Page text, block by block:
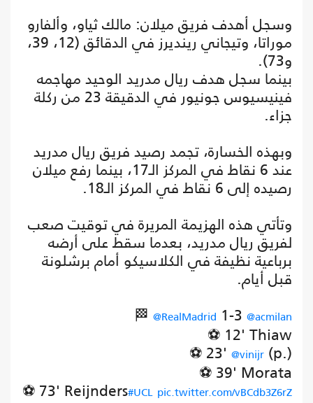
وسجل أهدف فريق ميلان: مالك ثياو، وألفارو
موراتا، وتيجاني رينديرز في الدقائق (12، 39،
و73).
بينما سجل هدف ريال مدريد الوحيد مهاجمه
فينيسيوس جونيور في الدقيقة 23 من ركلة
جزاء.
وبهذه الخسارة، تجمد رصيد فريق ريال مدريد
عند 6 نقاط في المركز الـ17، بينما رفع ميلان
رصيده إلى 6 نقاط في المركز الـ18.
وتأتي هذه الهزيمة المريرة في توقيت صعب
لفريق ريال مدريد، بعدما سقط على أرضه
برباعية نظيفة في الكلاسيكو أمام برشلونة
قبل أيام.
🏁 @RealMadrid 1-3 @acmilan
⚽ 12' Thiaw
⚽ 23' @vinijr (p.)
⚽ 39' Morata
⚽ 73' Reijnders#UCL pic.twitter.com/vBCdb3Z6rZ